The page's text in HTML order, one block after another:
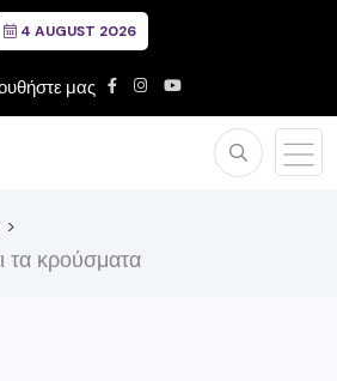
4 AUGUST 2026
μας
>
τα κρούσματα